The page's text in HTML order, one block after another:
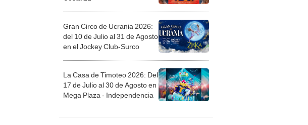
Gran Circo de Ucrania 2026:
del 10 de Julio al 31 de Agosto
en el Jockey Club-Surco
La Casa de Timoteo 2026: Del
17 de Julio al 30 de Agosto en
Mega Plaza - Independencia